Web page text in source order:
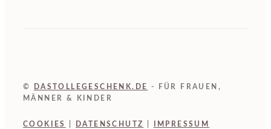
© DASTOLLEGESCHENK.DE
- FÜR FRAUEN,
MÄNNER & KINDER
COOKIES DATENSCHUTZ IMPRESSUM